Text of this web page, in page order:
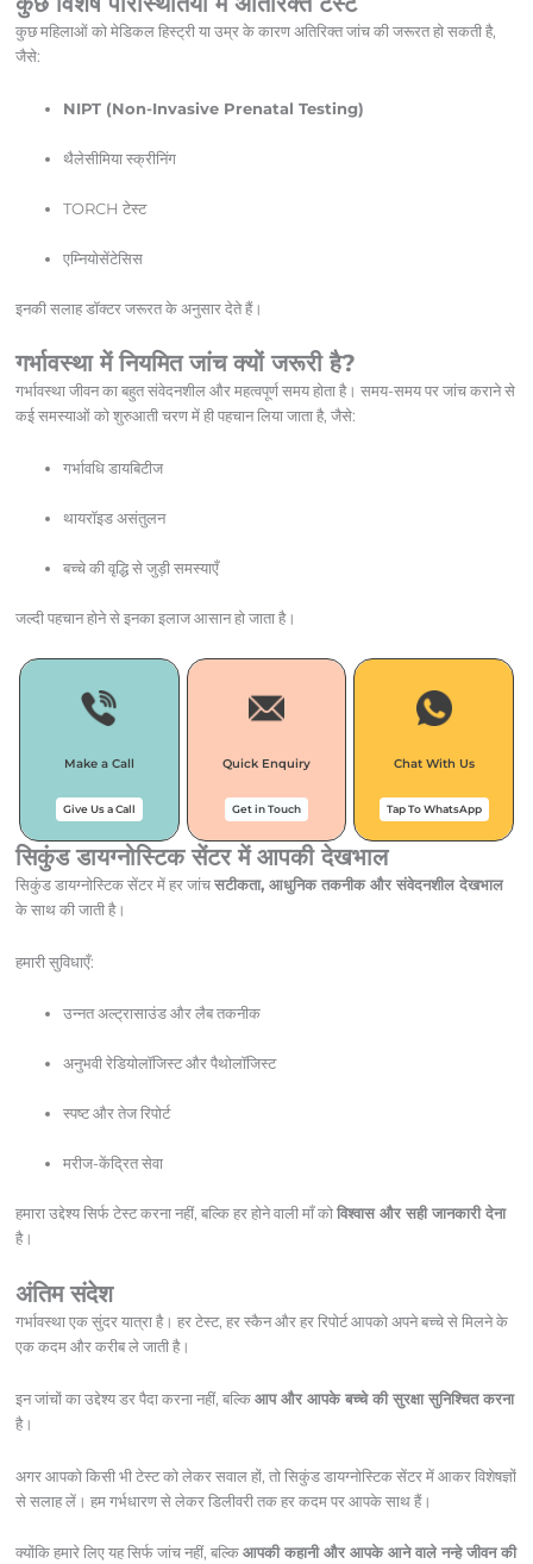
कुछ महिलाओं को मेडिकल हिस्ट्री या उम्र के कारण अतिरिक्त जांच की जरूरत हो सकती है,
जैसे:
NIPT (Non-Invasive Prenatal Testing)
थैलेसीमिया स्क्रीनिंग
TORCH टेस्ट
एम्नियोसेंटेसिस
इनकी सलाह डॉक्टर जरूरत के अनुसार देते हैं।
गर्भावस्था में नियमित जांच क्यों जरूरी है?
गर्भावस्था जीवन का बहुत संवेदनशील और महत्वपूर्ण समय होता है। समय-समय पर जांच कराने से
कई समस्याओं को शुरुआती चरण में ही पहचान लिया जाता है, जैसे:
गर्भावधि डायबिटीज
थायरॉइड असंतुलन
बच्चे की वृद्धि से जुड़ी समस्याएँ
जल्दी पहचान होने से इनका इलाज आसान हो जाता है।
Make a Call
Give Us a Call
Quick Enquiry
Get in Touch
Chat With Us
Tap To WhatsApp
सिकुंड डायग्नोस्टिक सेंटर में आपकी देखभाल
सिकुंड डायग्नोस्टिक सेंटर में हर जांचसटीकता, आधुनिक तकनीक और संवेदनशील देखभाल
के साथ की जाती है।
हमारी सुविधाएँ:
उन्नत अल्ट्रासाउंड और लैब तकनीक
अनुभवी रेडियोलॉजिस्ट और पैथोलॉजिस्ट
स्पष्ट और तेज रिपोर्ट
मरीज-केंद्रित सेवा
हमारा उद्देश्य सिर्फ टेस्ट करना नहीं, बल्कि हर होने वाली माँ कोविश्वास और सही जानकारी देना
है।
अंतिम संदेश
गर्भावस्था एक सुंदर यात्रा है। हर टेस्ट, हर स्कैन और हर रिपोर्ट आपको अपने बच्चे से मिलने के
एक कदम और करीब ले जाती है।
इन जांचों का उद्देश्य डर पैदा करना नहीं, बल्किआप और आपके बच्चे की सुरक्षा सुनिश्चित करना
है।
अगर आपको किसी भी टेस्ट को लेकर सवाल हों, तो सिकुंड डायग्नोस्टिक सेंटर में आकर विशेषज्ञों
से सलाह लें। हम गर्भधारण से लेकर डिलीवरी तक हर कदम पर आपके साथ हैं।
क्योंकि हमारे लिए यह सिर्फ जांच नहीं, बल्किआपकी कहानी और आपके आने वाले नन्हे जीवन की